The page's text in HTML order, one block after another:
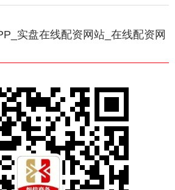
实盘在线配资网站_在线配资网